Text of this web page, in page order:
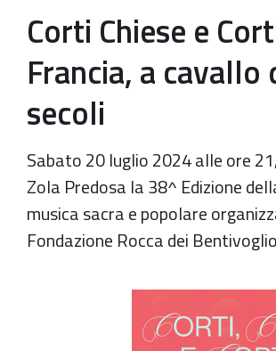
Corti Chiese e
Francia, a cavallo
secoli
Sabato 20 luglio 2024 alle ore
Zola Predosa la 38^ Edizione
musica sacra e popolare
Fondazione Rocca dei Bentivoglio